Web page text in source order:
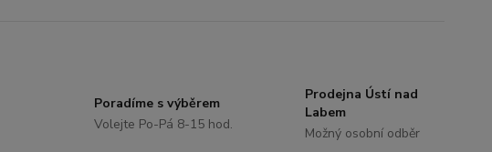
Poradíme s výběrem
Volejte Po-Pá 8-15 hod.
Prodejna Ústí nad
Labem
Možný osobní odběr